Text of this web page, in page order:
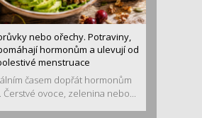
nebo ořechy. Potraviny,
hormonům a ulevují od
menstruace
časem dopřát hormonům
Čerstvé ovoce, zelenina nebo...